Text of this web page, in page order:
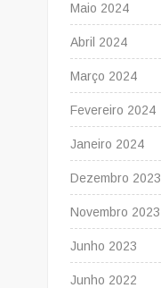
Maio 2024
Abril 2024
Março 2024
Fevereiro 2024
Janeiro 2024
Dezembro 2023
Novembro 2023
Junho 2023
Junho 2022